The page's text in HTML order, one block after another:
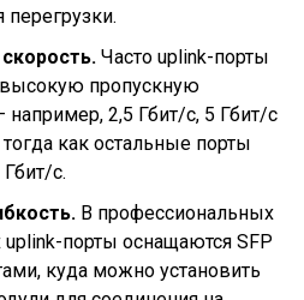
Часто uplink-порты
пропускную
например, 2,5 Гбит/с, 5 Гбит/с
как остальные порты
с.
В профессиональных
uplink-порты оснащаются SFP
куда можно установить